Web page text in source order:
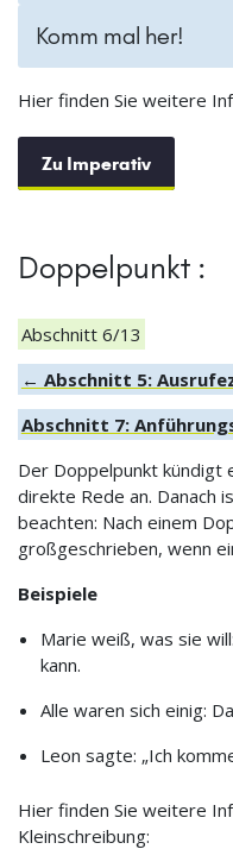
Komm mal her!
Hier finden Sie weitere
Zu Imperativ
Doppelpunkt :
Abschnitt 6/13
← Abschnitt 5:
Abschnitt 7:
Der Doppelpunkt kündigt
direkte Rede an. Danach
beachten: Nach einem
großgeschrieben, wenn
Beispiele
Marie weiß, was sie
kann.
Alle waren sich einig:
Leon sagte: „Ich
Hier finden Sie weitere
Kleinschreibung: